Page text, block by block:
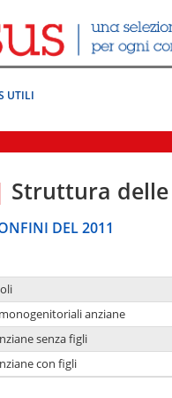
UTILI
Struttura
DEL 2011
anziane
senza figli
con figli